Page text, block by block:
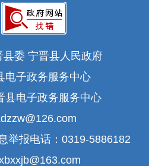
县委 宁晋县人民政府
电子政务服务中心
县电子政务服务中心
举报电话：0319-5886182